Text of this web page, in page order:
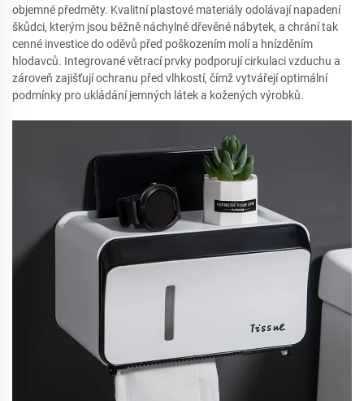
objemné předměty. Kvalitní plastové materiály odolávají napadení
škůdci, kterým jsou běžně náchylné dřevěné nábytek, a chrání tak
cenné investice do oděvů před poškozením molí a hnízděním
hlodavců. Integrované větrací prvky podporují cirkulaci vzduchu a
zároveň zajišťují ochranu před vlhkostí, čímž vytvářejí optimální
podmínky pro ukládání jemných látek a kožených výrobků.